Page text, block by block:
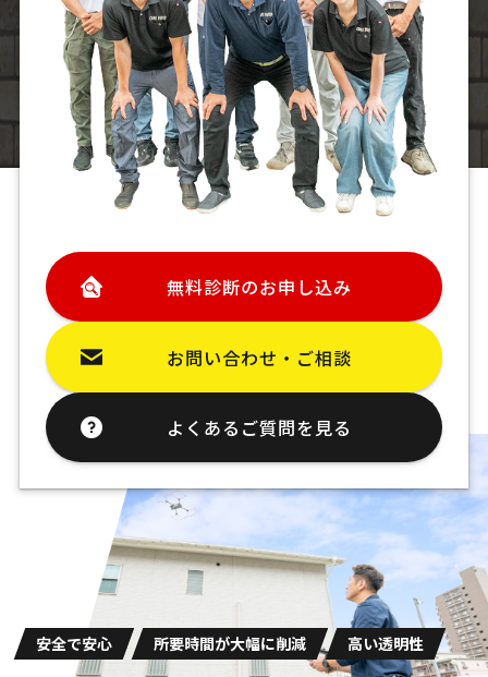
無料診断のお申し込み
お問い合わせ・ご相談
よくあるご質問を見る
安全で安心 所要時間が大幅に削減 高い透明性